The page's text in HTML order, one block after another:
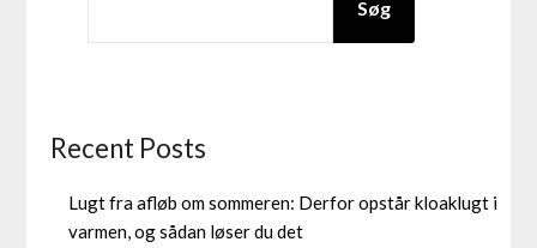
Søg
Recent Posts
Lugt fra afløb om sommeren: Derfor opstår kloaklugt i
varmen, og sådan løser du det